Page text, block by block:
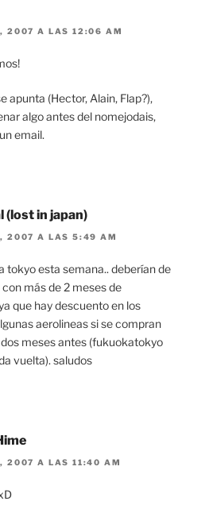
2007 A LAS 12:06 AM
apunta (Hector, Alain, Flap?),
algo antes del nomejodais,
email.
(lost in japan)
2007 A LAS 5:49 AM
tokyo esta semana.. deberían de
más de 2 meses de
que hay descuento en los
aerolineas si se compran
meses antes (fukuokatokyo
vuelta). saludos
2007 A LAS 11:40 AM